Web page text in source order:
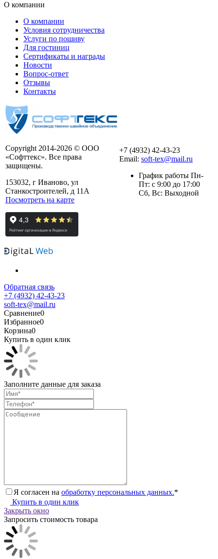
О компании
О компании
Условия сотрудничества
Услуги по пошиву
Для гостиниц
Сертификаты и награды
Новости
Вопрос-ответ
Отзывы
Контакты
Copyright 2014-2026 © ООО
«Софттекс». Все права
защищены.
153032, г Иваново, ул
Станкостроителей, д 11А
Посмотреть на карте
+7 (4932) 42-43-23
Email: soft-tex@mail.ru
График работы Пн-
Пт: с 9:00 до 17:00
Сб, Вс: Выходной
Обратная связь
+7 (4932) 42-43-23
soft-tex@mail.ru
Сравнение0
Избранное0
Корзина0
Купить в один клик
Заполните данные для заказа
Я согласен на обработку персональных данных.*
Купить в один клик
Закрыть окно
Запросить стоимость товара